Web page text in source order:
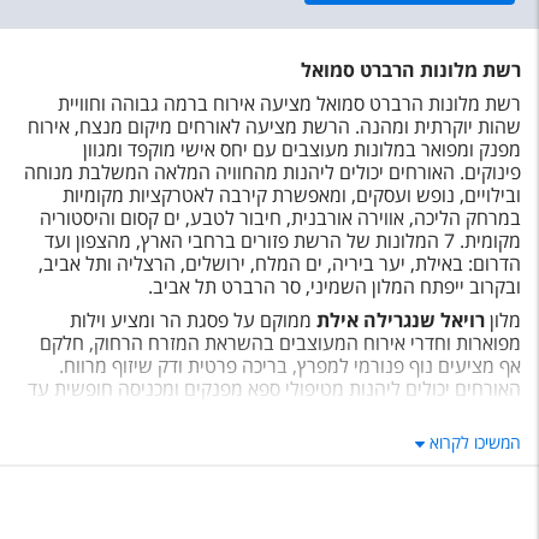
רשת מלונות הרברט סמואל
רשת מלונות הרברט סמואל מציעה אירוח ברמה גבוהה וחוויית
שהות יוקרתית ומהנה. הרשת מציעה לאורחים מיקום מנצח, אירוח
מפנק ומפואר במלונות מעוצבים עם יחס אישי מוקפד ומגוון
פינוקים. האורחים יכולים ליהנות מהחוויה המלאה המשלבת מנוחה
ובילויים, נופש ועסקים, ומאפשרת קירבה לאטרקציות מקומיות
במרחק הליכה, אווירה אורבנית, חיבור לטבע, ים קסום והיסטוריה
מקומית. 7 המלונות של הרשת פזורים ברחבי הארץ, מהצפון ועד
הדרום: באילת, יער ביריה, ים המלח, ירושלים, הרצליה ותל אביב,
ובקרוב ייפתח המלון השמיני, סר הרברט תל אביב.
מלוןרויאל שנגרילה אילת ממוקם על פסגת הר ומציע וילות
מפוארות וחדרי אירוח המעוצבים בהשראת המזרח הרחוק, חלקם
אף מציעים נוף פנורמי למפרץ, בריכה פרטית ודק שיזוף מרווח.
האורחים יכולים ליהנות מטיפולי ספא מפנקים ומכניסה חופשית עד
(לשעבר אורכידאה הריף) מציע גם הוא אירוח יוקרתי עם יחס אישי
במיקום פופולרי, יפה ושקט, בסמוך לחוף הים ולשמורת ריף
המשיכו לקרוא